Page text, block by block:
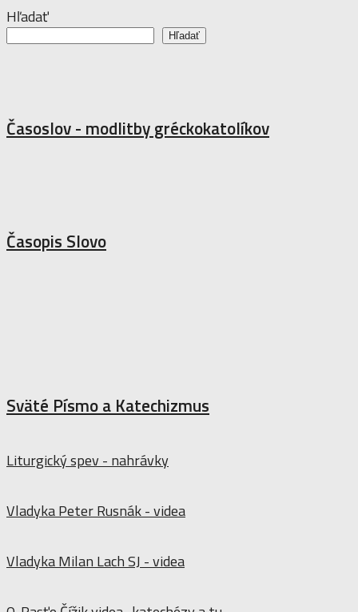
Hľadať
Hľadať
Časoslov - modlitby gréckokatolíkov
Časopis Slovo
Sväté Písmo a Katechizmus
Liturgický spev - nahrávky
Vladyka Peter Rusnák - videa
Vladyka Milan Lach SJ - videa